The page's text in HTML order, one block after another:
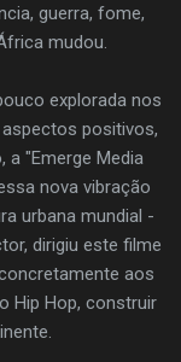
guerra, fome,
mudou.
explorada nos
positivos,
"Emerge Media
nova vibração
urbana mundial -
dirigiu este filme
aos
Hip Hop, construir